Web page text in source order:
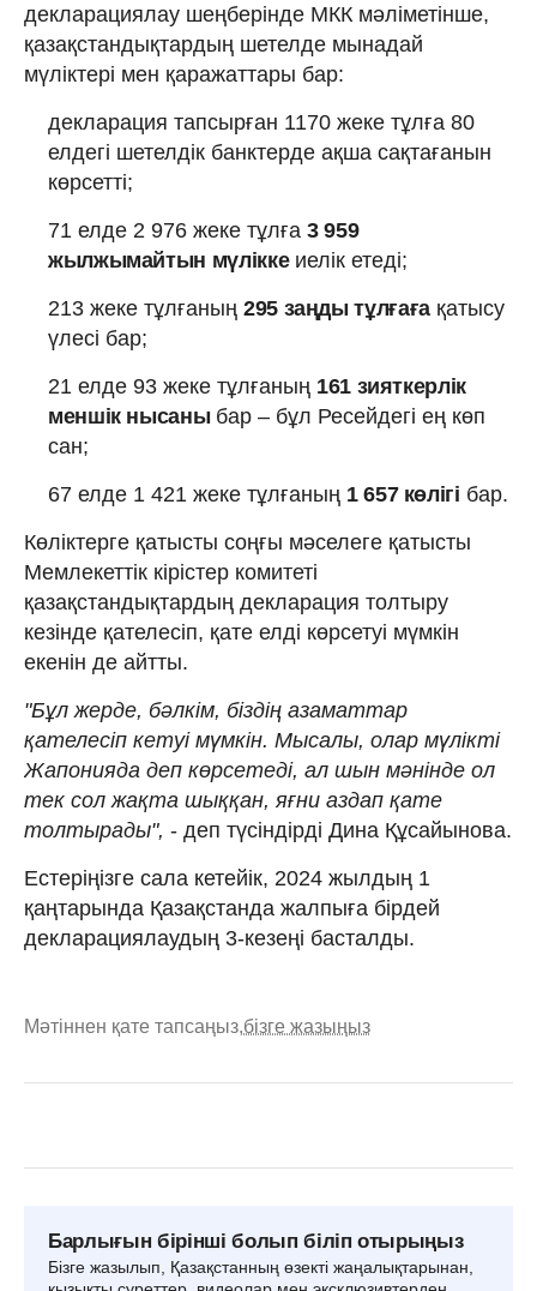
декларациялау шеңберінде МКК мәліметінше,
қазақстандықтардың шетелде мынадай
мүліктері мен қаражаттары бар:
декларация тапсырған 1170 жеке тұлға 80
елдегі шетелдік банктерде ақша сақтағанын
көрсетті;
71 елде 2 976 жеке тұлға 3 959
жылжымайтын мүлікке иелік етеді;
213 жеке тұлғаның 295 заңды тұлғағақатысу
үлесі бар;
21 елде 93 жеке тұлғаның 161 зияткерлік
меншік нысаныбар – бұл Ресейдегі ең көп
сан;
67 елде 1 421 жеке тұлғаның 1 657 көлігі бар.
Көліктерге қатысты соңғы мәселеге қатысты
Мемлекеттік кірістер комитеті
қазақстандықтардың декларация толтыру
кезінде қателесіп, қате елді көрсетуі мүмкін
екенін де айтты.
"Бұл жерде, бәлкім, біздің азаматтар
қателесіп кетуі мүмкін. Мысалы, олар мүлікті
Жапонияда деп көрсетеді, ал шын мәнінде ол
тек сол жақта шыққан, яғни аздап қате
толтырады", - деп түсіндірді Дина Құсайынова.
Естеріңізге сала кетейік, 2024 жылдың 1
қаңтарында Қазақстанда жалпыға бірдей
декларациялаудың 3-кезеңі басталды.
Мәтіннен қате тапсаңыз,бізге жазыңыз
Барлығын бірінші болып біліп отырыңыз
Бізге жазылып, Қазақстанның өзекті жаңалықтарынан,